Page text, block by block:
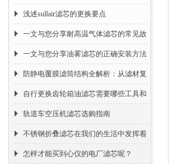
浅述sullair滤芯的更换要点
一文与您分享耐高温气体滤芯的常见故
障相应解决方法
一文与您分享油雾滤芯的正确安装方法
防静电覆膜滤筒结构全解析：从滤材复
合到整体成型
自行更换齿轮箱油滤芯需要哪些工具和
材料？
轨道车空压机滤芯选购指南
不锈钢折叠滤芯在我们的生活中发挥着
哪些作用呢？
怎样才能买到心仪的电厂滤芯呢？